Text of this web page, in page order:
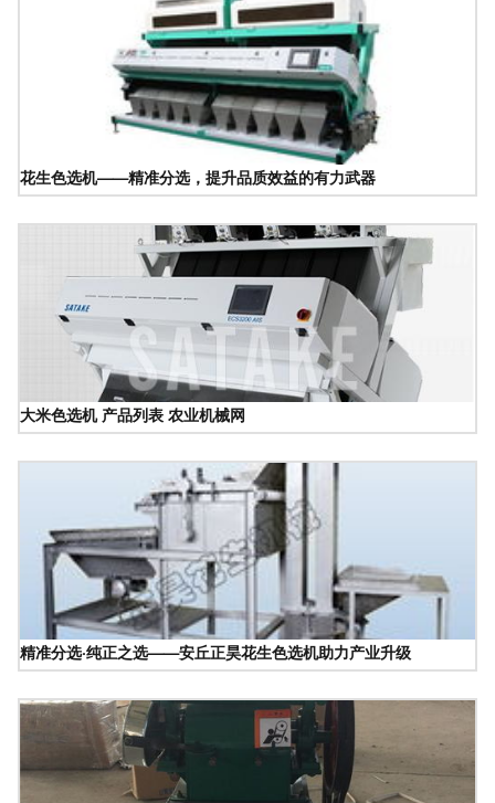
花生色选机——精准分选，提升品质效益的有力武器
大米色选机 产品列表 农业机械网
精准分选·纯正之选——安丘正昊花生色选机助力产业升级